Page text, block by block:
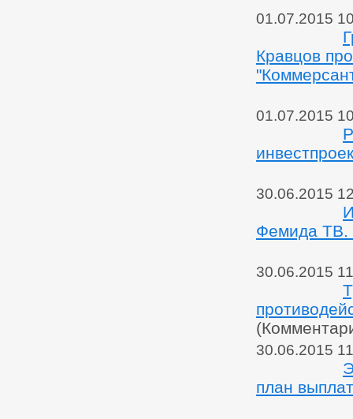
01.07.2015
Кравцов
01.07.2015
30.06.2015
Фемида ТВ.
30.06.2015
30.06.2015
план выплат